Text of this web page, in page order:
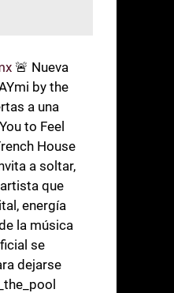
🚨 Nueva
by the
a una
to Feel
House
a soltar,
que
energía
la música
se
dejarse